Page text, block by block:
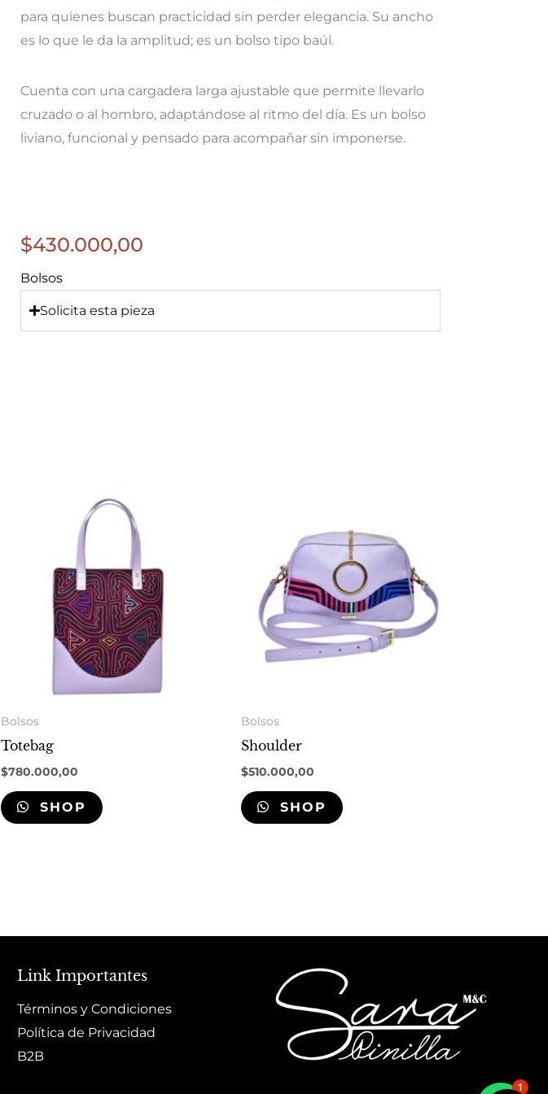
para quienes buscan practicidad sin perder elegancia. Su ancho
es lo que le da la amplitud; es un bolso tipo baúl.
Cuenta con una cargadera larga ajustable que permite llevarlo
cruzado o al hombro, adaptándose al ritmo del día. Es un bolso
liviano, funcional y pensado para acompañar sin imponerse.
$430.000,00
Bolsos
Solicita esta pieza
Bolsos
Totebag
$780.000,00
SHOP
Bolsos
Shoulder
$510.000,00
SHOP
Link Importantes
Términos y Condiciones
Política de Privacidad
B2B
1